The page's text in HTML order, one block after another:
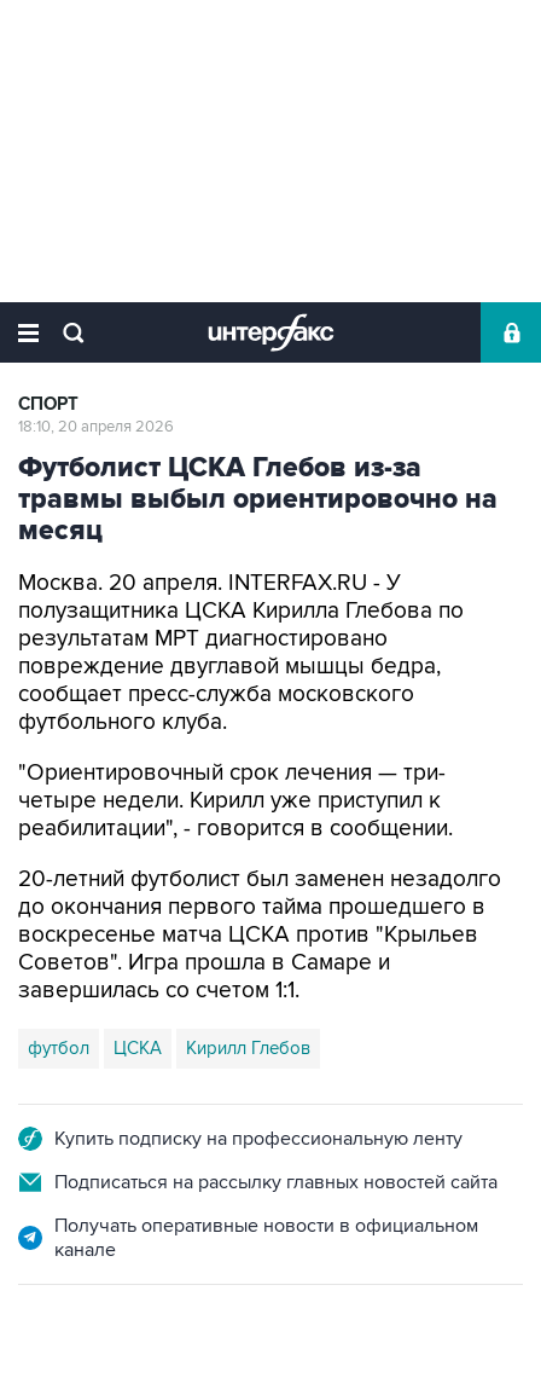
СПОРТ
18:10, 20 апреля 2026
Футболист ЦСКА Глебов из-за
травмы выбыл ориентировочно на
месяц
Москва. 20 апреля. INTERFAX.RU - У
полузащитника ЦСКА Кирилла Глебова по
результатам МРТ диагностировано
повреждение двуглавой мышцы бедра,
сообщает пресс-служба московского
футбольного клуба.
"Ориентировочный срок лечения — три-
четыре недели. Кирилл уже приступил к
реабилитации", - говорится в сообщении.
20-летний футболист был заменен незадолго
до окончания первого тайма прошедшего в
воскресенье матча ЦСКА против "Крыльев
Советов". Игра прошла в Самаре и
завершилась со счетом 1:1.
футбол ЦСКА Кирилл Глебов
Купить подписку на профессиональную ленту
Подписаться на рассылку главных новостей сайта
Получать оперативные новости в официальном
канале